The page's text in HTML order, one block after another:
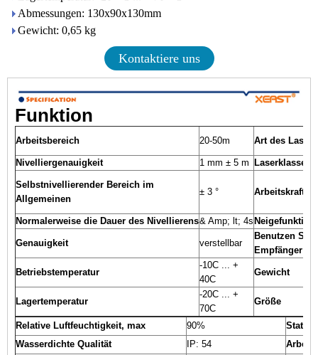
Abmessungen: 130x90x130mm
Gewicht: 0,65 kg
Kontaktiere uns
Funktion
Arbeitsbereich 20-50m Art des Lasers
Nivelliergenauigkeit 1 mm ± 5 m Laserklasse
Selbstnivellierender Bereich im
Allgemeinen
± 3 ° Arbeitskraft
Normalerweise die Dauer des Nivellierens& Amp; lt; 4s Neigefunktion
Genauigkeit verstellbar
Benutzen Sie
Empfänger
Betriebstemperatur
-10C ... +
40C
Gewicht
Lagertemperatur
-20C ... +
70C
Größe
Relative Luftfeuchtigkeit, max 90%
Wasserdichte Qualität
IP: 54